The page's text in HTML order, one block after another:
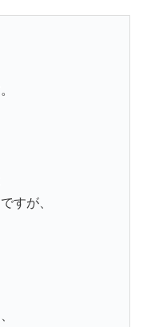
すが、